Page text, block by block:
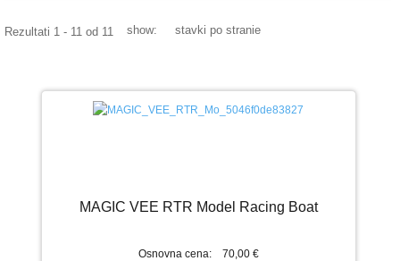
RC BRODOVI
Video Galerija
Rezultati 1 - 11 od 11 show: stavki po stranie
MAGIC VEE RTR Model Racing Boat
Osnovna cena: 70,00 €